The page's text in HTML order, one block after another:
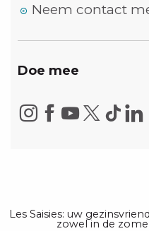
Neem contact
Doe mee
Les Saisies: uw
zowel in de